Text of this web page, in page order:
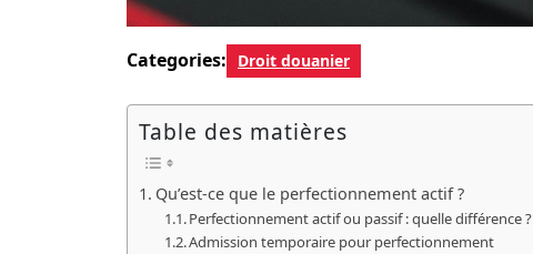
Categories: Droit douanier
Table des matières
Qu’est-ce que le perfectionnement actif ?
Perfectionnement actif ou passif : quelle différence ?
Admission temporaire pour perfectionnement